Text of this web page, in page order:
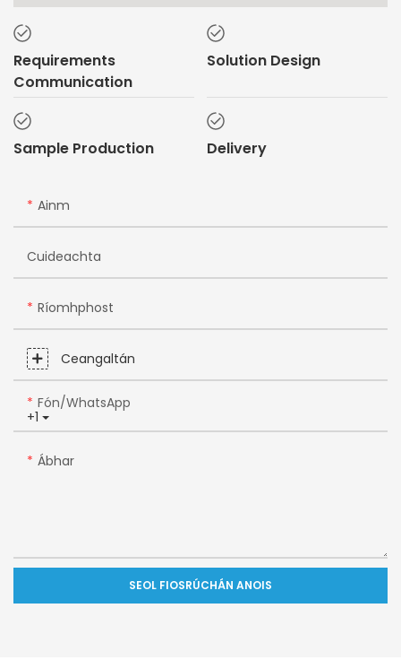
Requirements
Communication
Solution Design
Sample Production Delivery
Ainm
Cuideachta
Ríomhphost
Ceangaltán
+1
Fón/WhatsApp
Ábhar
SEOL FIOSRÚCHÁN ANOIS